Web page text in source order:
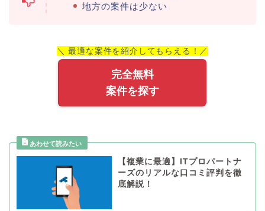
地方の案件は少ない
＼ 最適な案件を紹介してもらえる！／
完全無料
案件を探す
【複業に最適】ITプロパートナ
ーズのリアルな口コミ評判を徹
底解説！